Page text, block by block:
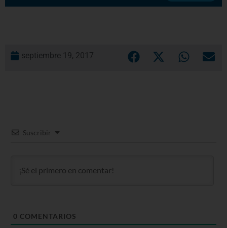
septiembre 19, 2017
Suscribir
0 COMENTARIOS